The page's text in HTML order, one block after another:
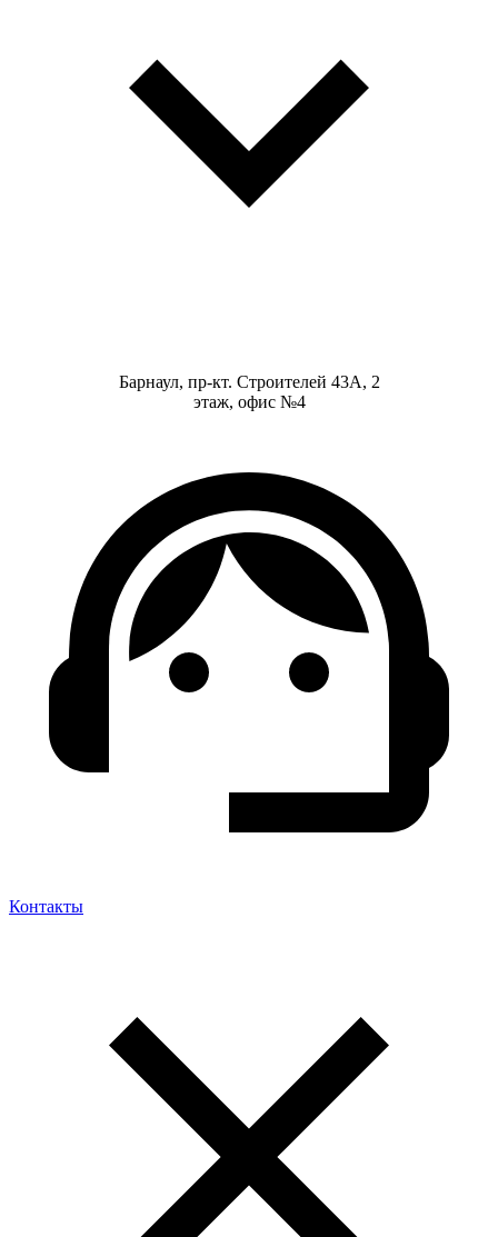
Барнаул, пр-кт. Строителей 43А, 2
этаж, офис №4
Контакты